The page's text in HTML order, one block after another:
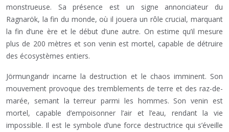
monstrueuse. Sa présence est un signe annonciateur du
Ragnarök, la fin du monde, où il jouera un rôle crucial, marquant
la fin d’une ère et le début d’une autre. On estime qu’il mesure
plus de 200 mètres et son venin est mortel, capable de détruire
des écosystèmes entiers.
Jörmungandr incarne la destruction et le chaos imminent. Son
mouvement provoque des tremblements de terre et des raz-de-
marée, semant la terreur parmi les hommes. Son venin est
mortel, capable d’empoisonner l’air et l’eau, rendant la vie
impossible. Il est le symbole d’une force destructrice qui s’éveille